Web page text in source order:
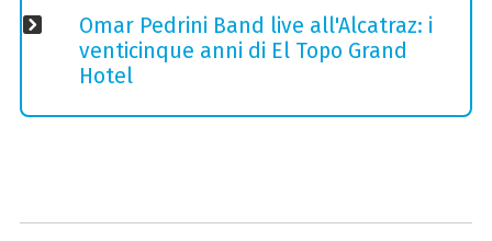
Omar Pedrini Band live all'Alcatraz: i
venticinque anni di El Topo Grand
Hotel